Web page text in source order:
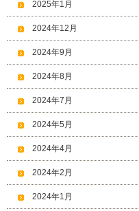
2025年1月
2024年12月
2024年9月
2024年8月
2024年7月
2024年5月
2024年4月
2024年2月
2024年1月